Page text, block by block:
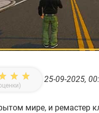
25-09-2025,
мире, и ремастер